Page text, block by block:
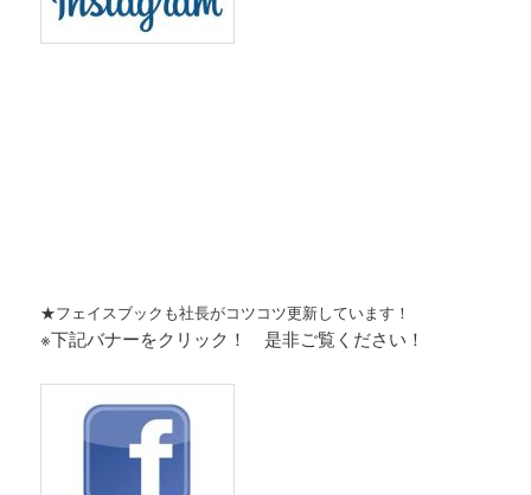
★フェイスブックも社長がコツコツ更新しています！
※下記バナーをクリック！ 是非ご覧ください！